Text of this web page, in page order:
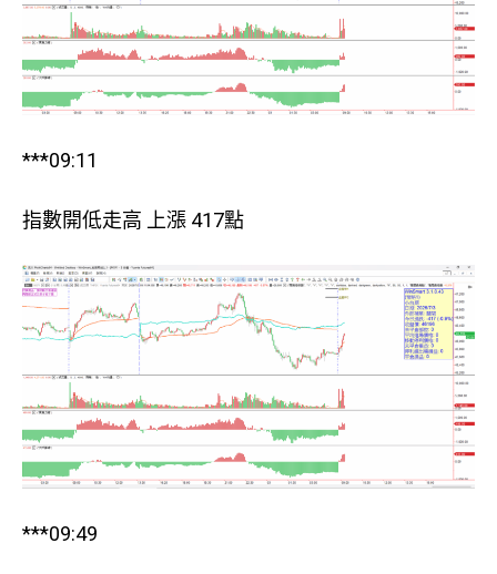
***09:11
指數開低走高 上漲 417點
***09:49